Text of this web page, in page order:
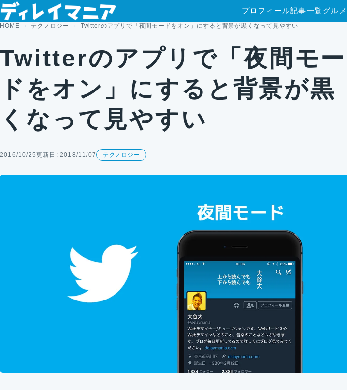
コンテンツへスキップ プロフィール記事一覧グルメ
HOME テクノロジー Twitterのアプリで「夜間モードをオン」にすると背景が黒くなって見やすい
Twitterのアプリで「夜間モー
ドをオン」にすると背景が黒
くなって見やすい
2016/10/25更新日: 2018/11/07 テクノロジー